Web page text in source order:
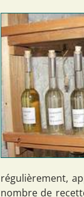
régulièrement,
nombre de